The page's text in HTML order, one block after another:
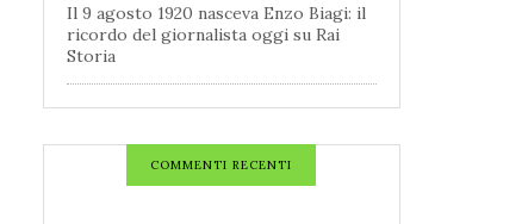
Il 9 agosto 1920 nasceva Enzo Biagi: il
ricordo del giornalista oggi su Rai
Storia
COMMENTI RECENTI